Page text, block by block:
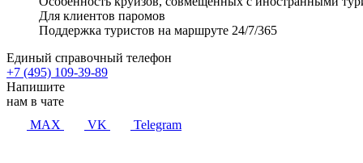
Для клиентов паромов
Поддержка туристов на маршруте 24/7/365
Единый справочный телефон
+7 (495) 109-39-89
Напишите
нам в чате
MAX
VK Telegram